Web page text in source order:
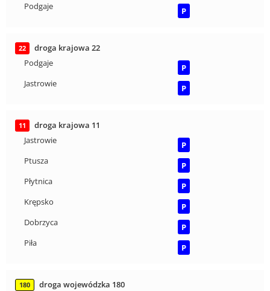
Podgaje
P
22
droga krajowa 22
Podgaje
P
Jastrowie
P
11
droga krajowa 11
Jastrowie
P
Ptusza
P
Płytnica
P
Krępsko
P
Dobrzyca
P
Piła
P
180
droga wojewódzka 180